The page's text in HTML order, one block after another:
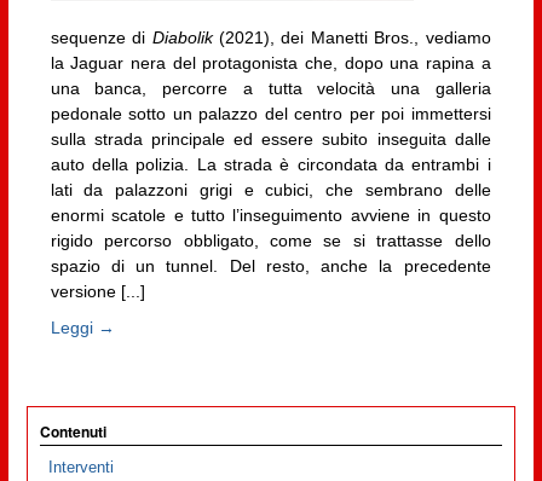
sequenze di Diabolik(2021), dei Manetti Bros., vediamo
la Jaguar nera del protagonista che, dopo una rapina a
una banca, percorre a tutta velocità una galleria
pedonale sotto un palazzo del centro per poi immettersi
sulla strada principale ed essere subito inseguita dalle
auto della polizia. La strada è circondata da entrambi i
lati da palazzoni grigi e cubici, che sembrano delle
enormi scatole e tutto l’inseguimento avviene in questo
rigido percorso obbligato, come se si trattasse dello
spazio di un tunnel. Del resto, anche la precedente
versione [...]
Leggi →
Contenuti
Interventi